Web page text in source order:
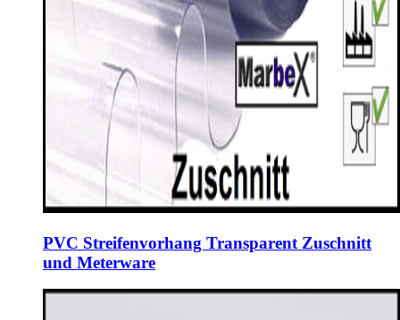
PVC Streifenvorhang Transparent Zuschnitt
und Meterware